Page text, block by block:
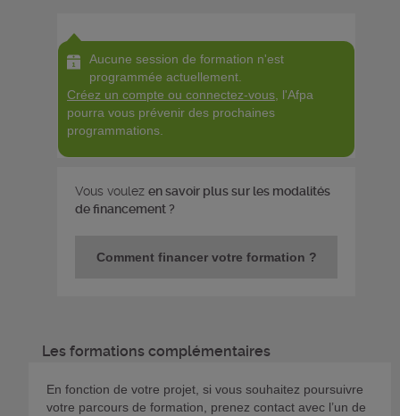
Aucune session de formation n'est
programmée actuellement.
Créez un compte ou connectez-vous , l'Afpa
pourra vous prévenir des prochaines
programmations.
Vous voulez en savoir plus sur les modalités
de financement ?
Comment financer votre formation ?
Les formations complémentaires
En fonction de votre projet, si vous souhaitez poursuivre
votre parcours de formation, prenez contact avec l’un de